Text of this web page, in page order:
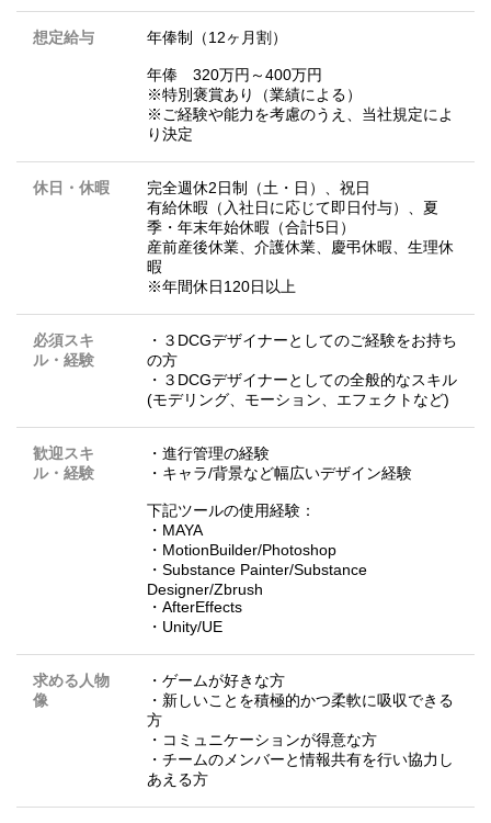
想定給与 年俸制（12ヶ月割）
年俸 320万円～400万円
※特別褒賞あり（業績による）
※ご経験や能力を考慮のうえ、当社規定によ
り決定
休日・休暇
完全週休2日制（土・日）、祝日
有給休暇（入社日に応じて即日付与）、夏
季・年末年始休暇（合計5日）
産前産後休業、介護休業、慶弔休暇、生理休
暇
※年間休日120日以上
必須スキ
ル・経験
・３DCGデザイナーとしてのご経験をお持ち
の方
・３DCGデザイナーとしての全般的なスキル
(モデリング、モーション、エフェクトなど)
歓迎スキ
ル・経験
・進行管理の経験
・キャラ/背景など幅広いデザイン経験
下記ツールの使用経験：
・MAYA
・MotionBuilder/Photoshop
・Substance Painter/Substance
Designer/Zbrush
・AfterEffects
・Unity/UE
求める人物
像
・ゲームが好きな方
・新しいことを積極的かつ柔軟に吸収できる
方
・コミュニケーションが得意な方
・チームのメンバーと情報共有を行い協力し
あえる方